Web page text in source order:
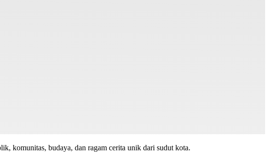
komunitas, budaya, dan ragam cerita unik dari sudut kota.